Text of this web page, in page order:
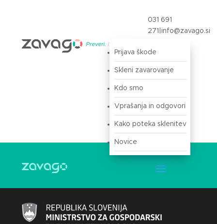
031 691
271 info@zavago.si
Prijava škode
Skleni zavarovanje
Kdo smo
Vprašanja in odgovori
Kako poteka sklenitev
Novice